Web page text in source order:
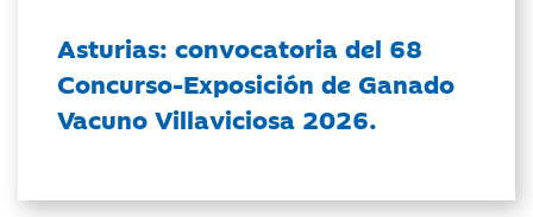
Asturias: convocatoria del 68
Concurso-Exposición de Ganado
Vacuno Villaviciosa 2026.